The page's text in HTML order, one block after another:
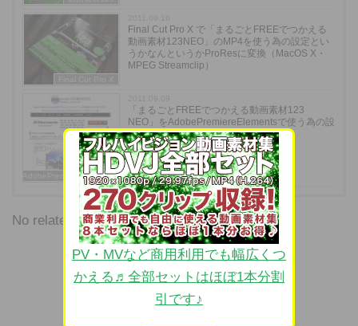
Final Cut Pro X で「まるごとFREEでつかえる
動画素材123NEO」のMP4を使う為の設定とい
うかなんというかProResに変換（MacOS X・
MPEG Streamclip）
AdobePremiereElements
「まるごとFREEでつかえる動画素材123
NEO」をAdobePremiereElementsで使う為の設
定 Mac OS X
No related posts.
PV・MVなど商用利用でも幅広くつ
かえる♬全部セットはほぼ1本分割
引です♪